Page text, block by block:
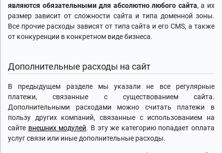
являются обязательными для абсолютно любого сайта, а их
размер зависит от сложности сайта и типа доменной зоны.
Все прочие расходы зависят от типа сайта и его CMS, а также
от конкуренции в конкретном виде бизнеса.
Дополнительные расходы на сайт
В предыдущем разделе мы указали не все регулярные
платежи, связанные с существованием сайта.
Дополнительными расходами можно считать платежи в
пользу других компаний, связанные с использованием на
сайте внешних модулей. В эту же категорию попадает оплата
услуг связи или иные дополнительные расходы.